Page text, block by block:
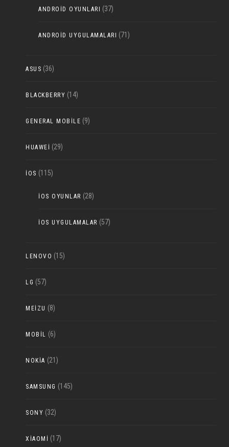
ANDROID OYUNLARI (37)
ANDROID UYGULAMALARI (71)
ASUS (36)
BLACKBERRY (14)
GENERAL MOBILE (9)
HUAWEI (29)
IOS (115)
IOS OYUNLAR (28)
IOS UYGULAMALAR (57)
LENOVO (15)
LG (57)
MEIZU (8)
MOBIL (6)
NOKIA (21)
SAMSUNG (145)
SONY (32)
XIAOMI (17)